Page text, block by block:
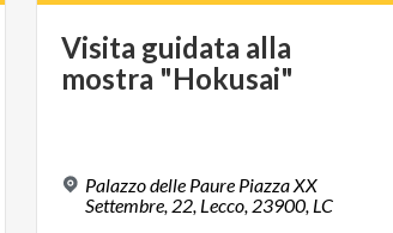
Visita guidata alla
mostra "Hokusai"
Palazzo delle Paure Piazza XX
Settembre, 22, Lecco, 23900, LC